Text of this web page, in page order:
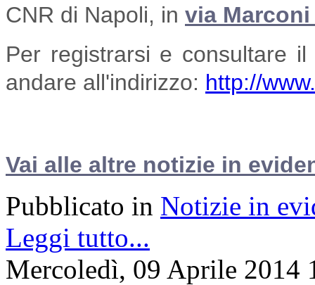
CNR di Napoli, in via Marconi
Per registrarsi e consultare
andare all'indirizzo: http://
Vai alle altre notizie in
Pubblicato in Notizie in
Leggi tutto...
Mercoledì, 09 Aprile 2014